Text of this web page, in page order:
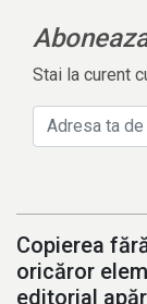
Stai la curent
Copierea
oricăror
editorial